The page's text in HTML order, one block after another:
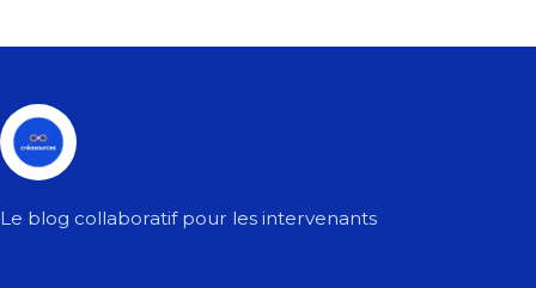
Le blog collaboratif pour les intervenants